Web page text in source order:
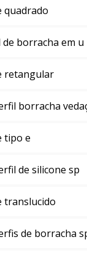
para vidros
borracha
para box
para porta
borracha tipo h
para porta de
borracha
para sacada